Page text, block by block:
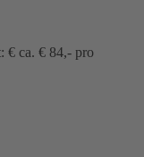
€ ca. € 84,- pro